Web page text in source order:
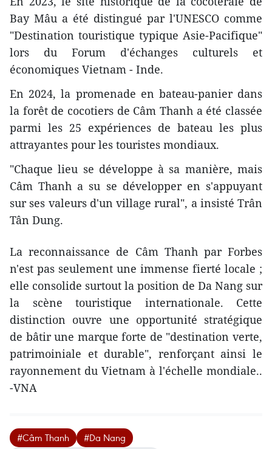
Bay Mâu a été distingué par l'UNESCO comme
"Destination touristique typique Asie-Pacifique"
lors du Forum d'échanges culturels et
économiques Vietnam - Inde.
En 2024, la promenade en bateau-panier dans
la forêt de cocotiers de Câm Thanh a été classée
parmi les 25 expériences de bateau les plus
attrayantes pour les touristes mondiaux.
"Chaque lieu se développe à sa manière, mais
Câm Thanh a su se développer en s'appuyant
sur ses valeurs d'un village rural", a insisté Trân
Tân Dung.
La reconnaissance de Câm Thanh par Forbes
n'est pas seulement une immense fierté locale ;
elle consolide surtout la position de Da Nang sur
la scène touristique internationale. Cette
distinction ouvre une opportunité stratégique
de bâtir une marque forte de "destination verte,
patrimoiniale et durable", renforçant ainsi le
rayonnement du Vietnam à l'échelle mondiale..
-VNA
#Câm Thanh
#Da Nang